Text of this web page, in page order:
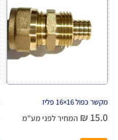
מקשר כפול 16×16 פליז
₪ 15.0 המחיר לפני מע"מ